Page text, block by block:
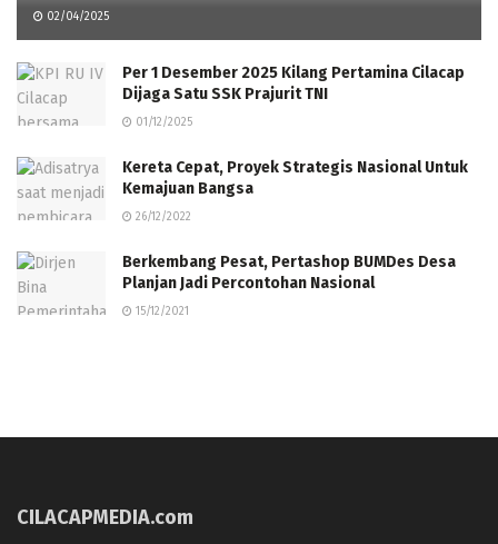
02/04/2025
Per 1 Desember 2025 Kilang Pertamina Cilacap
Dijaga Satu SSK Prajurit TNI
01/12/2025
Kereta Cepat, Proyek Strategis Nasional Untuk
Kemajuan Bangsa
26/12/2022
Berkembang Pesat, Pertashop BUMDes Desa
Planjan Jadi Percontohan Nasional
15/12/2021
CILACAPMEDIA.com